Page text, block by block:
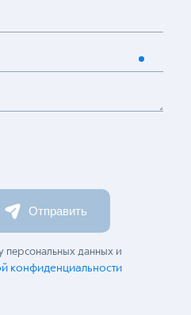
Отправить
персональных данных и
конфиденциальности